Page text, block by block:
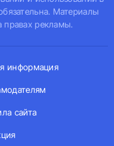
Материалы
правах рекламы.
информация
сайта